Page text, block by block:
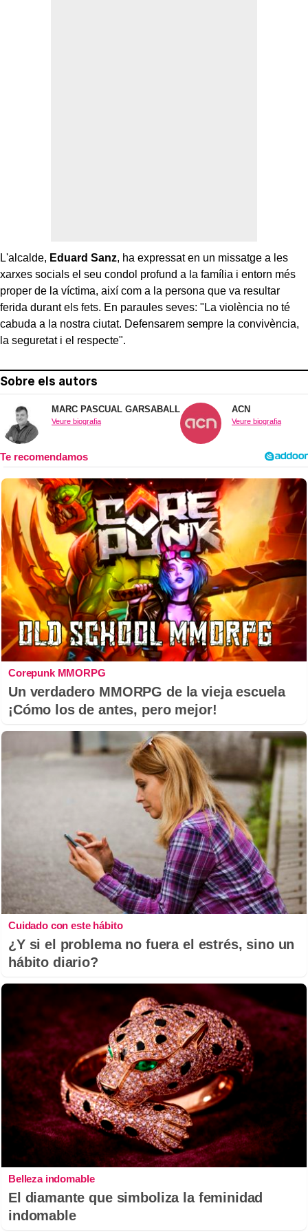
L'alcalde, Eduard Sanz, ha expressat en un missatge a les
xarxes socials el seu condol profund a la família i entorn més
proper de la víctima, així com a la persona que va resultar
ferida durant els fets. En paraules seves: "La violència no té
cabuda a la nostra ciutat. Defensarem sempre la convivència,
la seguretat i el respecte".
Sobre els autors
MARC PASCUAL GARSABALL
Veure biografia
ACN
Veure biografia
Corepunk MMORPG
Un verdadero MMORPG de la vieja escuela
¡Cómo los de antes, pero mejor!
Cuidado con este hábito
¿Y si el problema no fuera el estrés, sino un
hábito diario?
Belleza indomable
El diamante que simboliza la feminidad
indomable